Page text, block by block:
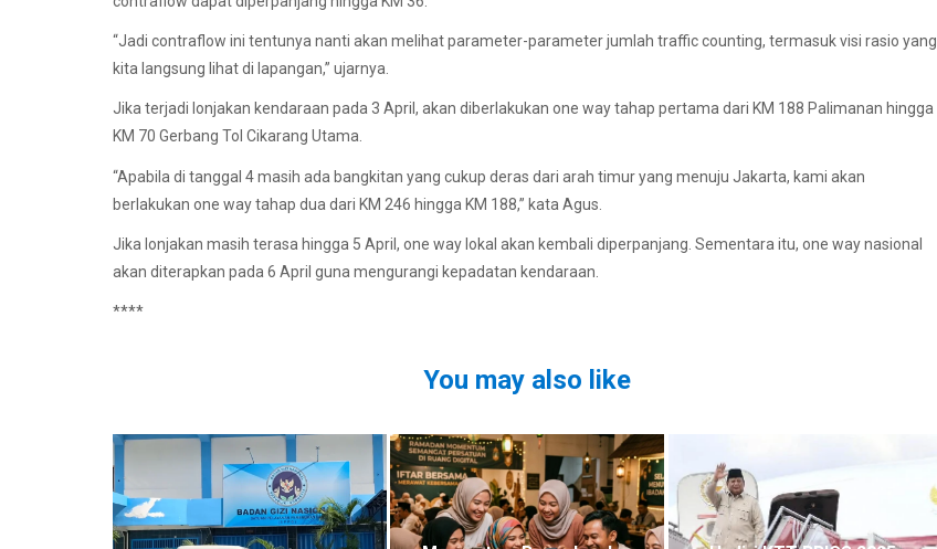
“Jadi contraflow ini tentunya nanti akan melihat parameter-parameter jumlah traffic counting, termasuk visi rasio yang
kita langsung lihat di lapangan,” ujarnya.
Jika terjadi lonjakan kendaraan pada 3 April, akan diberlakukan one way tahap pertama dari KM 188 Palimanan hingga
KM 70 Gerbang Tol Cikarang Utama.
“Apabila di tanggal 4 masih ada bangkitan yang cukup deras dari arah timur yang menuju Jakarta, kami akan
berlakukan one way tahap dua dari KM 246 hingga KM 188,” kata Agus.
Jika lonjakan masih terasa hingga 5 April, one way lokal akan kembali diperpanjang. Sementara itu, one way nasional
akan diterapkan pada 6 April guna mengurangi kepadatan kendaraan.
****
You may also like